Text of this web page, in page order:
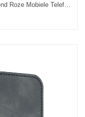
Samsung Galaxy A70s Hoesje Patroon Trend Roze Mobiele Telefoon Ster Goedkoop